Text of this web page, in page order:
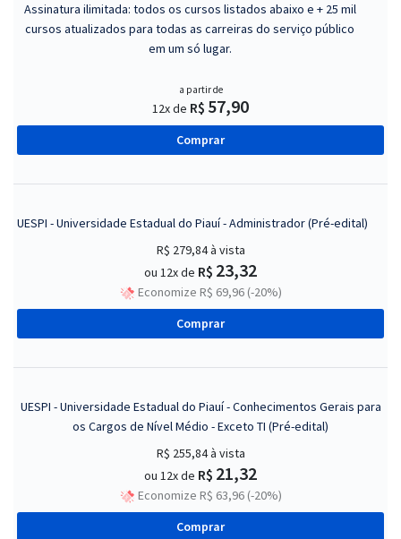
Assinatura ilimitada: todos os cursos listados abaixo e + 25 mil
cursos atualizados para todas as carreiras do serviço público
em um só lugar.
a partir de
12x de R$ 57,90
Comprar
UESPI - Universidade Estadual do Piauí - Administrador (Pré-edital)
R$ 279,84à vista
ou 12x de R$ 23,32
Economize R$ 69,96 (-20%)
Comprar
UESPI - Universidade Estadual do Piauí - Conhecimentos Gerais para
os Cargos de Nível Médio - Exceto TI (Pré-edital)
R$ 255,84à vista
ou 12x de R$ 21,32
Economize R$ 63,96 (-20%)
Comprar